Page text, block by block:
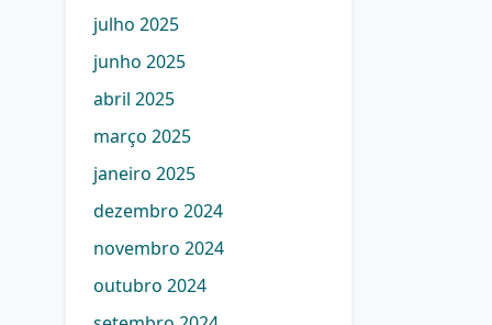
julho 2025
junho 2025
abril 2025
março 2025
janeiro 2025
dezembro 2024
novembro 2024
outubro 2024